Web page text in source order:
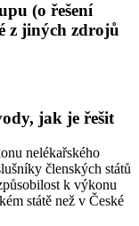
(o řešení
z jiných zdrojů
jak je řešit
nelékařského
členských států
k výkonu
státě než v České